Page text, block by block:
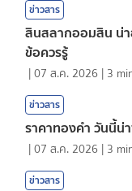
ข่าวสาร
สินสลากออมสิน น่า
ข้อควรรู้
|07 ส.ค. 2026 | 3
ข่าวสาร
ราคาทองคํา วันนี้น่
|07 ส.ค. 2026 | 3
ข่าวสาร